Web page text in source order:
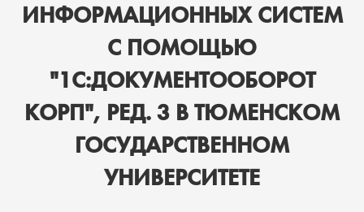
ИНФОРМАЦИОННЫХ СИСТЕМ
С ПОМОЩЬЮ
"1С:ДОКУМЕНТООБОРОТ
КОРП", РЕД. 3 В ТЮМЕНСКОМ
ГОСУДАРСТВЕННОМ
УНИВЕРСИТЕТЕ